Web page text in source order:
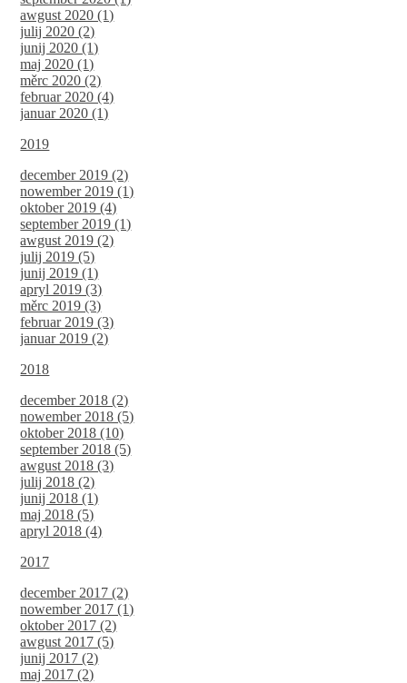
awgust 2020 (1)
julij 2020 (2)
junij 2020 (1)
maj 2020 (1)
měrc 2020 (2)
februar 2020 (4)
januar 2020 (1)
2019
december 2019 (2)
nowember 2019 (1)
oktober 2019 (4)
september 2019 (1)
awgust 2019 (2)
julij 2019 (5)
junij 2019 (1)
apryl 2019 (3)
měrc 2019 (3)
februar 2019 (3)
januar 2019 (2)
2018
december 2018 (2)
nowember 2018 (5)
oktober 2018 (10)
september 2018 (5)
awgust 2018 (3)
julij 2018 (2)
junij 2018 (1)
maj 2018 (5)
apryl 2018 (4)
2017
december 2017 (2)
nowember 2017 (1)
oktober 2017 (2)
awgust 2017 (5)
junij 2017 (2)
maj 2017 (2)